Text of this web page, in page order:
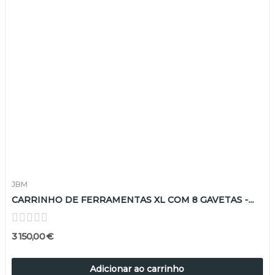
JBM
CARRINHO DE FERRAMENTAS XL COM 8 GAVETAS -...
3 150,00 €
Adicionar ao carrinho